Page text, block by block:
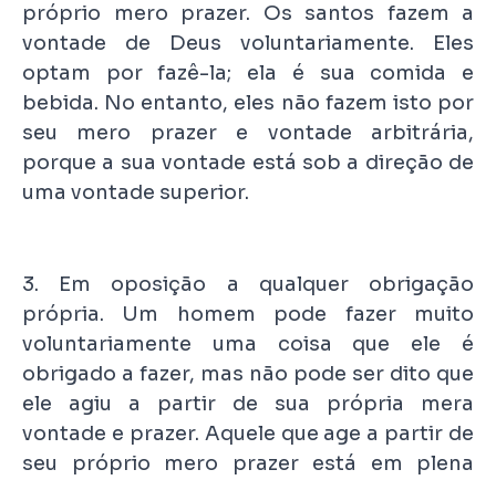
próprio mero prazer. Os santos fazem a
vontade de Deus voluntariamente. Eles
optam por fazê-la; ela é sua comida e
bebida. No entanto, eles não fazem isto por
seu mero prazer e vontade arbitrária,
porque a sua vontade está sob a direção de
uma vontade superior.
3. Em oposição a qualquer obrigação
própria. Um homem pode fazer muito
voluntariamente uma coisa que ele é
obrigado a fazer, mas não pode ser dito que
ele agiu a partir de sua própria mera
vontade e prazer. Aquele que age a partir de
seu próprio mero prazer está em plena